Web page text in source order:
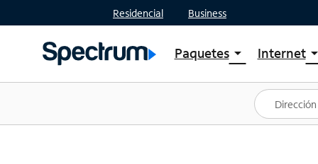
Residencial Business
Paquetesarrow_drop_down
Ver paquetes
Spectrum One
Mejores ofertas
Internetarrow_drop_down
Planes